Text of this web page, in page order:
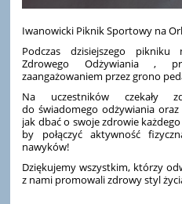
Iwanowicki Piknik Sportowy na
Podczas dzisiejszego
Zdrowego Odżywiania ,
zaangażowaniem przez grono
Na uczestników czekały
do świadomego odżywiania
jak dbać o swoje zdrowie
by połączyć aktywność
nawyków!
Dziękujemy wszystkim, którzy
z nami promowali zdrowy styl